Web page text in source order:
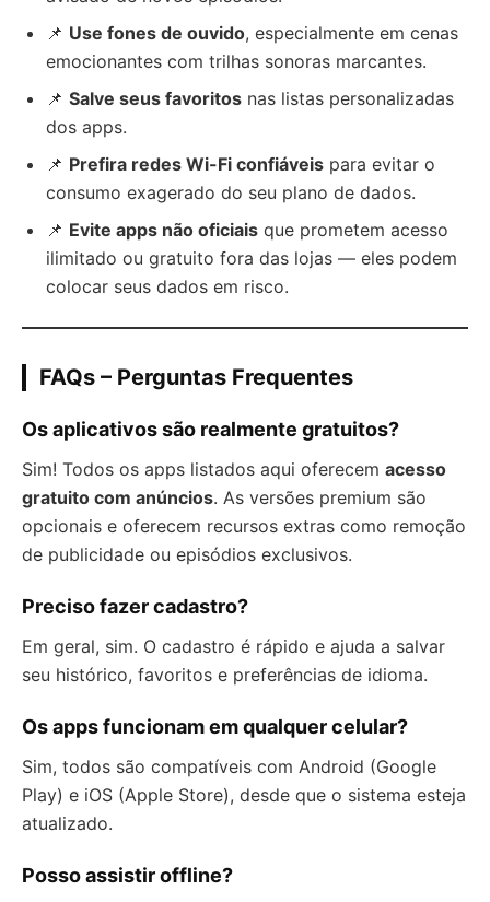
📌 Use fones de ouvido, especialmente em cenas
emocionantes com trilhas sonoras marcantes.
📌 Salve seus favoritos nas listas personalizadas
dos apps.
📌 Prefira redes Wi-Fi confiáveis para evitar o
consumo exagerado do seu plano de dados.
📌 Evite apps não oficiais que prometem acesso
ilimitado ou gratuito fora das lojas — eles podem
colocar seus dados em risco.
FAQs – Perguntas Frequentes
Os aplicativos são realmente gratuitos?
Sim! Todos os apps listados aqui oferecem acesso
gratuito com anúncios. As versões premium são
opcionais e oferecem recursos extras como remoção
de publicidade ou episódios exclusivos.
Preciso fazer cadastro?
Em geral, sim. O cadastro é rápido e ajuda a salvar
seu histórico, favoritos e preferências de idioma.
Os apps funcionam em qualquer celular?
Sim, todos são compatíveis com Android (Google
Play) e iOS (Apple Store), desde que o sistema esteja
atualizado.
Posso assistir offline?